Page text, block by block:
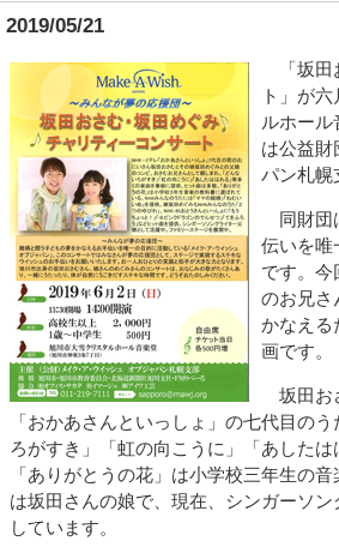
2019/05/21
「坂田
ト」が
ルホー
は公益
パン札幌
同財団
伝いを唯
です。今
のお兄さ
かなえる
画です。
坂田お
「おかあさんといっしょ」の七代目の
ろがすき」「虹の向こうに」「あした
「ありがとうの花」は小学校三年生の
は坂田さんの娘で、現在、シンガーソ
しています。